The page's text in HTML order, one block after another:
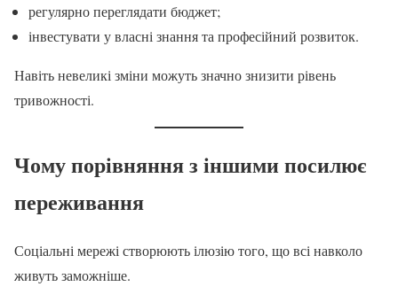
регулярно переглядати бюджет;
інвестувати у власні знання та професійний розвиток.
Навіть невеликі зміни можуть значно знизити рівень
тривожності.
Чому порівняння з іншими посилює
переживання
Соціальні мережі створюють ілюзію того, що всі навколо
живуть заможніше.